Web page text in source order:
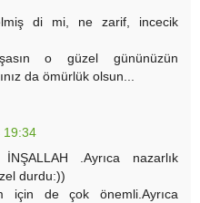
di mi, ne zarif, incecik
o güzel gününüzün
da ömürlük olsun...
19:34
.Ayrıca nazarlık
durdu:))
için de çok önemli.Ayrıca